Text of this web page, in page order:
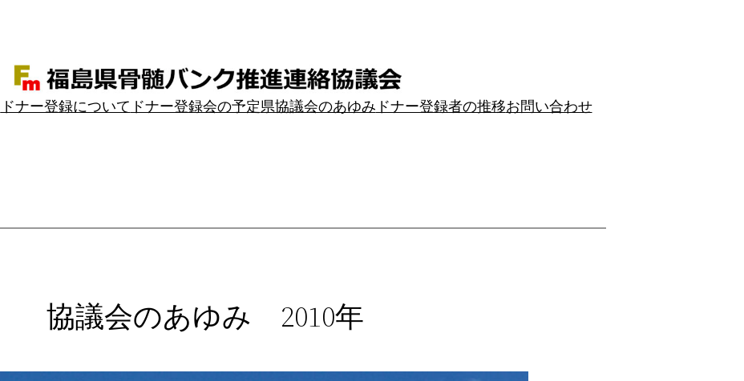
ドナー登録について ドナー登録会の予定県協議会のあゆみ ドナー登録者の推移お問い合わせ
協議会のあゆみ 2010年